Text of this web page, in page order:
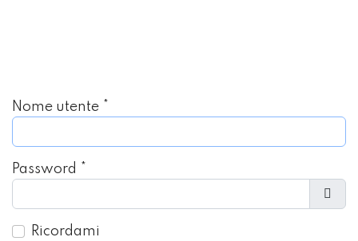
Nome utente *
Password *
Ricordami